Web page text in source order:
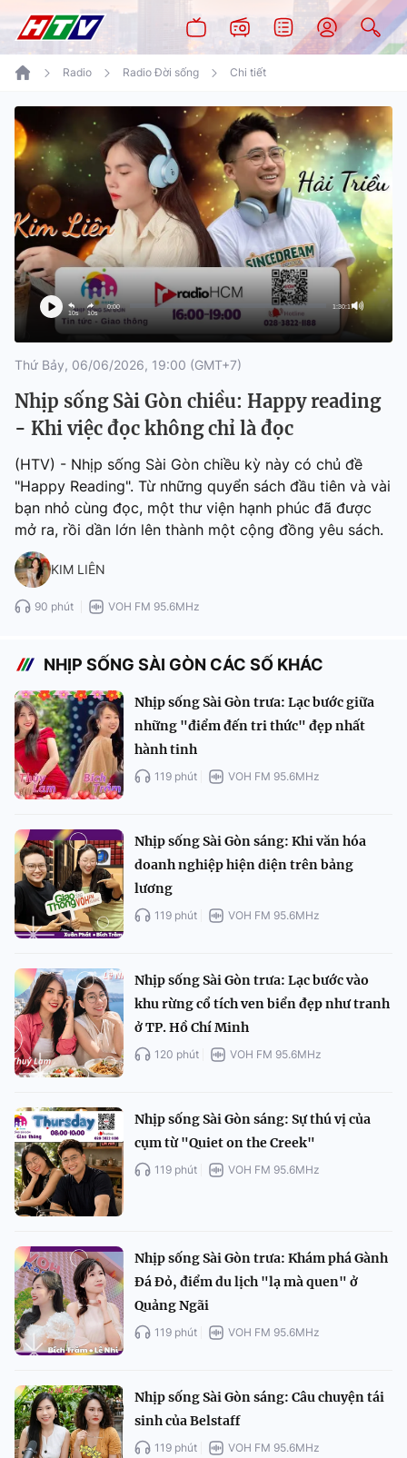
Radio Radio Đời sống Chi tiết
10s 10s
0:00 1:30:17
Thứ Bảy, 06/06/2026, 19:00 (GMT+7)
Nhịp sống Sài Gòn chiều: Happy reading
- Khi việc đọc không chỉ là đọc
(HTV) - Nhịp sống Sài Gòn chiều kỳ này có chủ đề
"Happy Reading". Từ những quyển sách đầu tiên và vài
bạn nhỏ cùng đọc, một thư viện hạnh phúc đã được
mở ra, rồi dần lớn lên thành một cộng đồng yêu sách.
KIM LIÊN
90 phút VOH FM 95.6MHz
NHỊP SỐNG SÀI GÒN CÁC SỐ KHÁC
Nhịp sống Sài Gòn trưa: Lạc bước giữa
những "điểm đến tri thức" đẹp nhất
hành tinh
119 phút VOH FM 95.6MHz
Nhịp sống Sài Gòn sáng: Khi văn hóa
doanh nghiệp hiện diện trên bảng
lương
119 phút VOH FM 95.6MHz
Nhịp sống Sài Gòn trưa: Lạc bước vào
khu rừng cổ tích ven biển đẹp như tranh
ở TP. Hồ Chí Minh
120 phút VOH FM 95.6MHz
Nhịp sống Sài Gòn sáng: Sự thú vị của
cụm từ "Quiet on the Creek"
119 phút VOH FM 95.6MHz
Nhịp sống Sài Gòn trưa: Khám phá Gành
Đá Đỏ, điểm du lịch "lạ mà quen" ở
Quảng Ngãi
119 phút VOH FM 95.6MHz
Nhịp sống Sài Gòn sáng: Câu chuyện tái
sinh của Belstaff
119 phút VOH FM 95.6MHz